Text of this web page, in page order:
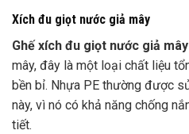
Xích đu giọt nước giả mây
Ghế xích đu giọt nước giả mây
mây, đây là một loại chất liệu
bền bỉ. Nhựa PE thường được
này, vì nó có khả năng chống
tiết.